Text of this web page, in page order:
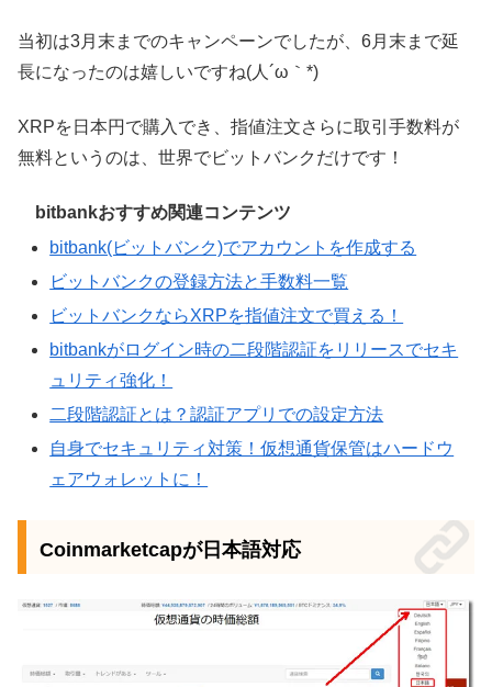
当初は3月末までのキャンペーンでしたが、6月末まで延
長になったのは嬉しいですね(人´ω｀*)
XRPを日本円で購入でき、指値注文さらに取引手数料が
無料というのは、世界でビットバンクだけです！
bitbankおすすめ関連コンテンツ
bitbank(ビットバンク)でアカウントを作成する
ビットバンクの登録方法と手数料一覧
ビットバンクならXRPを指値注文で買える！
bitbankがログイン時の二段階認証をリリースでセキ
ュリティ強化！
二段階認証とは？認証アプリでの設定方法
自身でセキュリティ対策！仮想通貨保管はハードウ
ェアウォレットに！
Coinmarketcapが日本語対応